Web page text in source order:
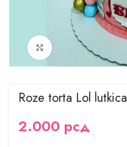
Kliknite za uvećanje
Roze torta Lol lutkica
2.000 рсд